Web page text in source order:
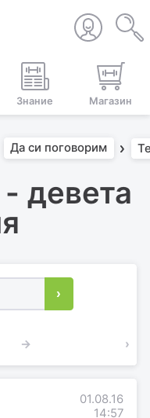
Знание Магазин
Да си поговорим
девета
›
→ ›
01.08.16
14:57